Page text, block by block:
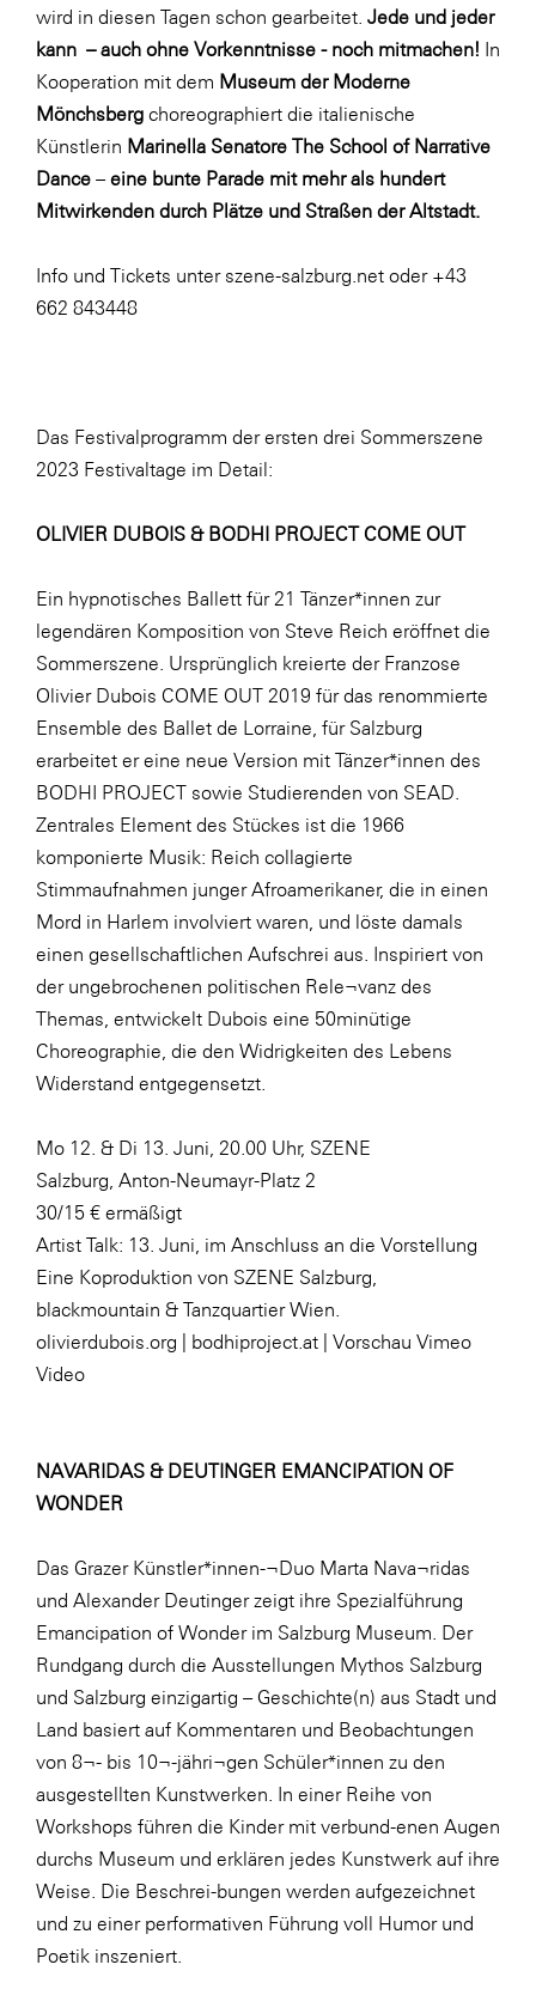
wird in diesen Tagen schon gearbeitet. Jede und jeder
kann – auch ohne Vorkenntnisse - noch mitmachen! In
Kooperation mit dem Museum der Moderne
Mönchsberg choreographiert die italienische
Künstlerin Marinella Senatore The School of Narrative
Dance –eine bunte Parade mit mehr als hundert
Mitwirkenden durch Plätze und Straßen der Altstadt.
Info und Tickets unter szene-salzburg.net oder +43
662 843448
Das Festivalprogramm der ersten drei Sommerszene
2023 Festivaltage im Detail:
OLIVIER DUBOIS & BODHI PROJECT COME OUT
Ein hypnotisches Ballett für 21 Tänzer*innen zur
legendären Komposition von Steve Reich eröffnet die
Sommerszene. Ursprünglich kreierte der Franzose
Olivier Dubois COME OUT 2019 für das renommierte
Ensemble des Ballet de Lorraine, für Salzburg
erarbeitet er eine neue Version mit Tänzer*innen des
BODHI PROJECT sowie Studierenden von SEAD.
Zentrales Element des Stückes ist die 1966
komponierte Musik: Reich collagierte
Stimmaufnahmen junger Afroamerikaner, die in einen
Mord in Harlem involviert waren, und löste damals
einen gesellschaftlichen Aufschrei aus. Inspiriert von
der ungebrochenen politischen Rele¬vanz des
Themas, entwickelt Dubois eine 50­minütige
Choreographie, die den Widrigkeiten des Lebens
Widerstand entgegensetzt.
Mo 12. & Di 13. Juni, 20.00 Uhr, SZENE
Salzburg, Anton-Neumayr-Platz 2
30/15 € ermäßigt
Artist Talk: 13. Juni, im Anschluss an die Vorstellung
Eine Koproduktion von SZENE Salzburg,
blackmountain & Tanzquartier Wien.
olivierdubois.org
bodhiproject.at
Vorschau Vimeo
Video
NAVARIDAS & DEUTINGER EMANCIPATION OF
WONDER
Das Grazer Künstler*innen-¬Duo Marta Nava¬ridas
und Alexander Deutinger zeigt ihre Spezialführung
Emancipation of Wonder im Salzburg Museum. Der
Rundgang durch die Ausstellungen Mythos Salzburg
und Salzburg einzigartig – Geschichte(n) aus Stadt und
Land basiert auf Kommentaren und Beobachtungen
von 8¬- bis 10¬-jähri¬gen Schüler*innen zu den
ausgestellten Kunstwerken. In einer Reihe von
Workshops führen die Kinder mit verbund-enen Augen
durchs Museum und erklären jedes Kunstwerk auf ihre
Weise. Die Beschrei-bungen werden aufgezeichnet
und zu einer performativen Führung voll Humor und
Poetik inszeniert.